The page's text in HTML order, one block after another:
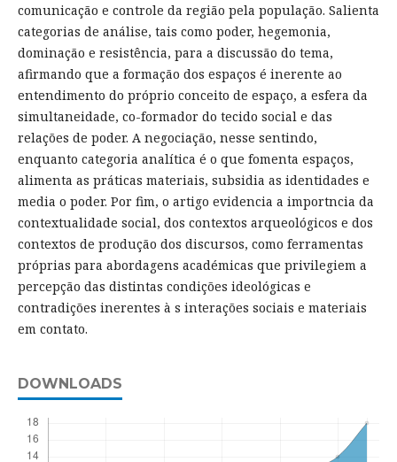
comunicação e controle da região pela população. Salienta
categorias de análise, tais como poder, hegemonia,
dominação e resistência, para a discussão do tema,
afirmando que a formação dos espaços é inerente ao
entendimento do próprio conceito de espaço, a esfera da
simultaneidade, co-formador do tecido social e das
relações de poder. A negociação, nesse sentindo,
enquanto categoria analítica é o que fomenta espaços,
alimenta as práticas materiais, subsidia as identidades e
media o poder. Por fim, o artigo evidencia a importncia da
contextualidade social, dos contextos arqueológicos e dos
contextos de produção dos discursos, como ferramentas
próprias para abordagens académicas que privilegiem a
percepção das distintas condições ideológicas e
contradições inerentes à s interações sociais e materiais
em contato.
DOWNLOADS